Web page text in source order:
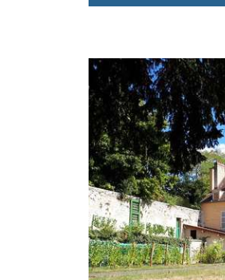
RÉSULTATS